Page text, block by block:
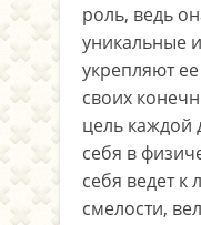
роль, ведь
уникальные
укрепляют
своих
цель каждой
себя в
себя ведет к
смелости,